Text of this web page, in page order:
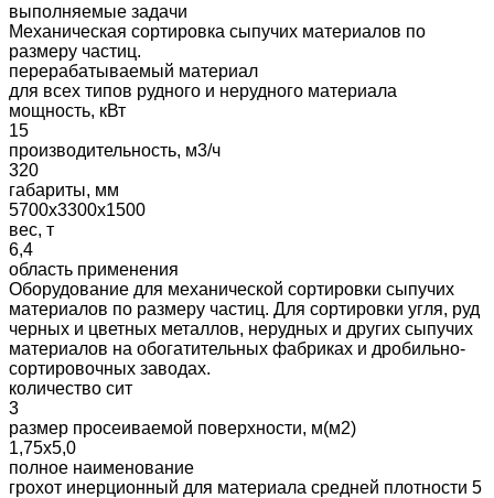
выполняемые задачи
Механическая сортировка сыпучих материалов по
размеру частиц.
перерабатываемый материал
для всех типов рудного и нерудного материала
мощность, кВт
15
производительность, м3/ч
320
габариты, мм
5700х3300х1500
вес, т
6,4
область применения
Оборудование для механической сортировки сыпучих
материалов по размеру частиц. Для сортировки угля, руд
черных и цветных металлов, нерудных и других сыпучих
материалов на обогатительных фабриках и дробильно-
сортировочных заводах.
количество сит
3
размер просеиваемой поверхности, м(м2)
1,75х5,0
полное наименование
грохот инерционный для материала средней плотности 5